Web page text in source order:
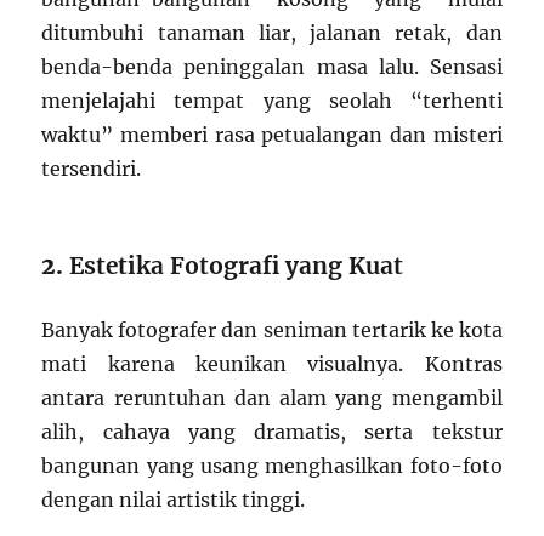
ditumbuhi tanaman liar, jalanan retak, dan
benda-benda peninggalan masa lalu. Sensasi
menjelajahi tempat yang seolah “terhenti
waktu” memberi rasa petualangan dan misteri
tersendiri.
2.Estetika Fotografi yang Kuat
Banyak fotografer dan seniman tertarik ke kota
mati karena keunikan visualnya. Kontras
antara reruntuhan dan alam yang mengambil
alih, cahaya yang dramatis, serta tekstur
bangunan yang usang menghasilkan foto-foto
dengan nilai artistik tinggi.